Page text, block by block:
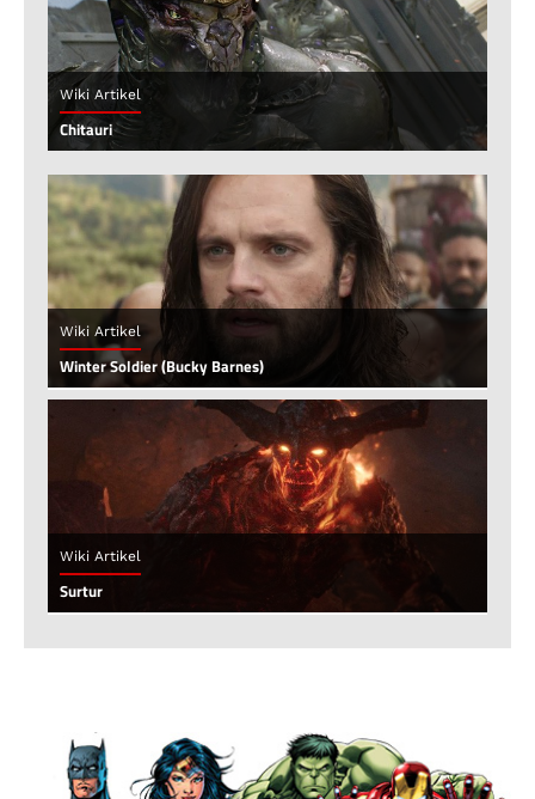
Wiki Artikel
Chitauri
Wiki Artikel
Winter Soldier (Bucky Barnes)
Wiki Artikel
Surtur